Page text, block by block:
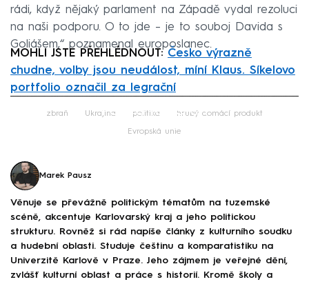
rádi, když nějaký parlament na Západě vydal rezoluci
na naši podporu. O to jde – je to souboj Davida s
Goliášem,“ poznamenal europoslanec.
MOHLI JSTE PŘEHLÉDNOUT: Česko výrazně
chudne, volby jsou neudálost, míní Klaus. Síkelovo
portfolio označil za legrační
Failed to fetch
zbraň Ukrajina politika hrubý domácí produkt
Evropská unie
Marek Pausz
Věnuje se převážně politickým tématům na tuzemské
scéně, akcentuje Karlovarský kraj a jeho politickou
strukturu. Rovněž si rád napíše články z kulturního soudku
a hudební oblasti. Studuje češtinu a komparatistiku na
Univerzitě Karlově v Praze. Jeho zájmem je veřejné dění,
zvlášť kulturní oblast a práce s historií. Kromě školy a